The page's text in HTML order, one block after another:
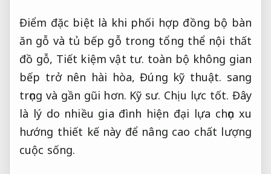
Điểm đặc biệt là khi phối hợp đồng bộ bàn
ăn gỗ và tủ bếp gỗ trong tổng thể nội thất
đồ gỗ, Tiết kiệm vật tư. toàn bộ không gian
bếp trở nên hài hòa,Đúng kỹ thuật. sang
trọng và gần gũi hơn. Kỹ sư. Chịu lực tốt. Đây
là lý do nhiều gia đình hiện đại lựa chọn xu
hướng thiết kế này để nâng cao chất lượng
cuộc sống.